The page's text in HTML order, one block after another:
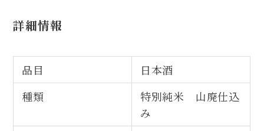
詳細情報
品目
日本酒
種類
特別純米 山廃仕込
み